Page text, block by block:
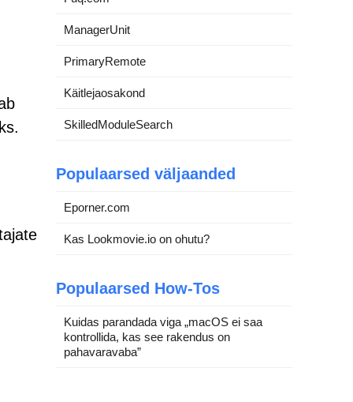
ManagerUnit
PrimaryRemote
Käitlejaosakond
SkilledModuleSearch
Populaarsed väljaanded
Eporner.com
Kas Lookmovie.io on ohutu?
Populaarsed How-Tos
Kuidas parandada viga „macOS ei saa
kontrollida, kas see rakendus on
pahavaravaba”